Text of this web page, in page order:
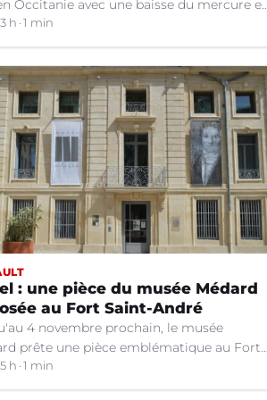
Occitanie avec une baisse du mercure et
d'orages dans certains départements.
h 1 min
: une pièce du musée Médard
au Fort Saint-André
4 novembre prochain, le musée
prête une pièce emblématique au Fort
André à Villeneuve-lez-Avignon (Gard).
h 1 min